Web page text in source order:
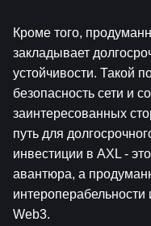
Кроме того,
закладывает
устойчивости. Такой
безопасность сети и
заинтересованных
путь для
инвестиции в AXL -
авантюра, а
Web3.